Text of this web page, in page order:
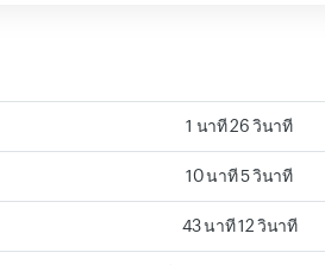
1 นาที 26 วินาที
10 นาที 5 วินาที
43 นาที 12 วินาที